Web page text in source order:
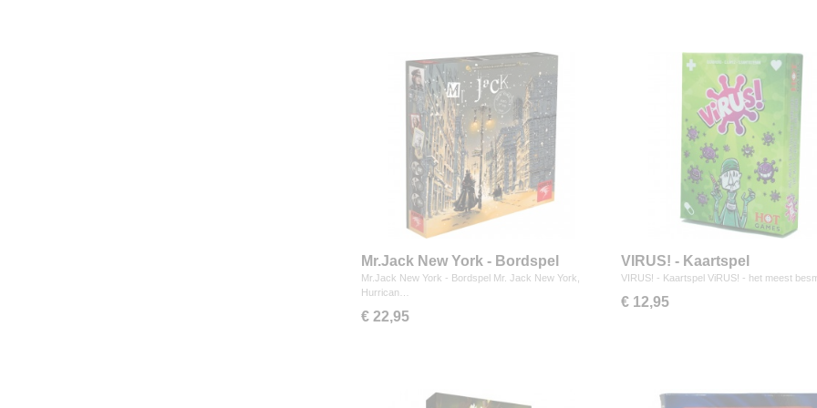
Mr.Jack New York - Bordspel
Mr.Jack New York - Bordspel Mr. Jack New York,
Hurrican…
€ 22,95
VIRUS! - Kaartspel
VIRUS! - Kaartspel ViRUS! - het meest
€ 12,95